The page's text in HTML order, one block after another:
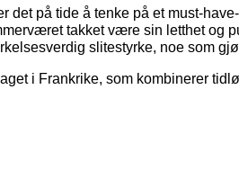
det på tide å tenke på et must-
takket være sin letthet
slitestyrke, noe som
i Frankrike, som kombinerer